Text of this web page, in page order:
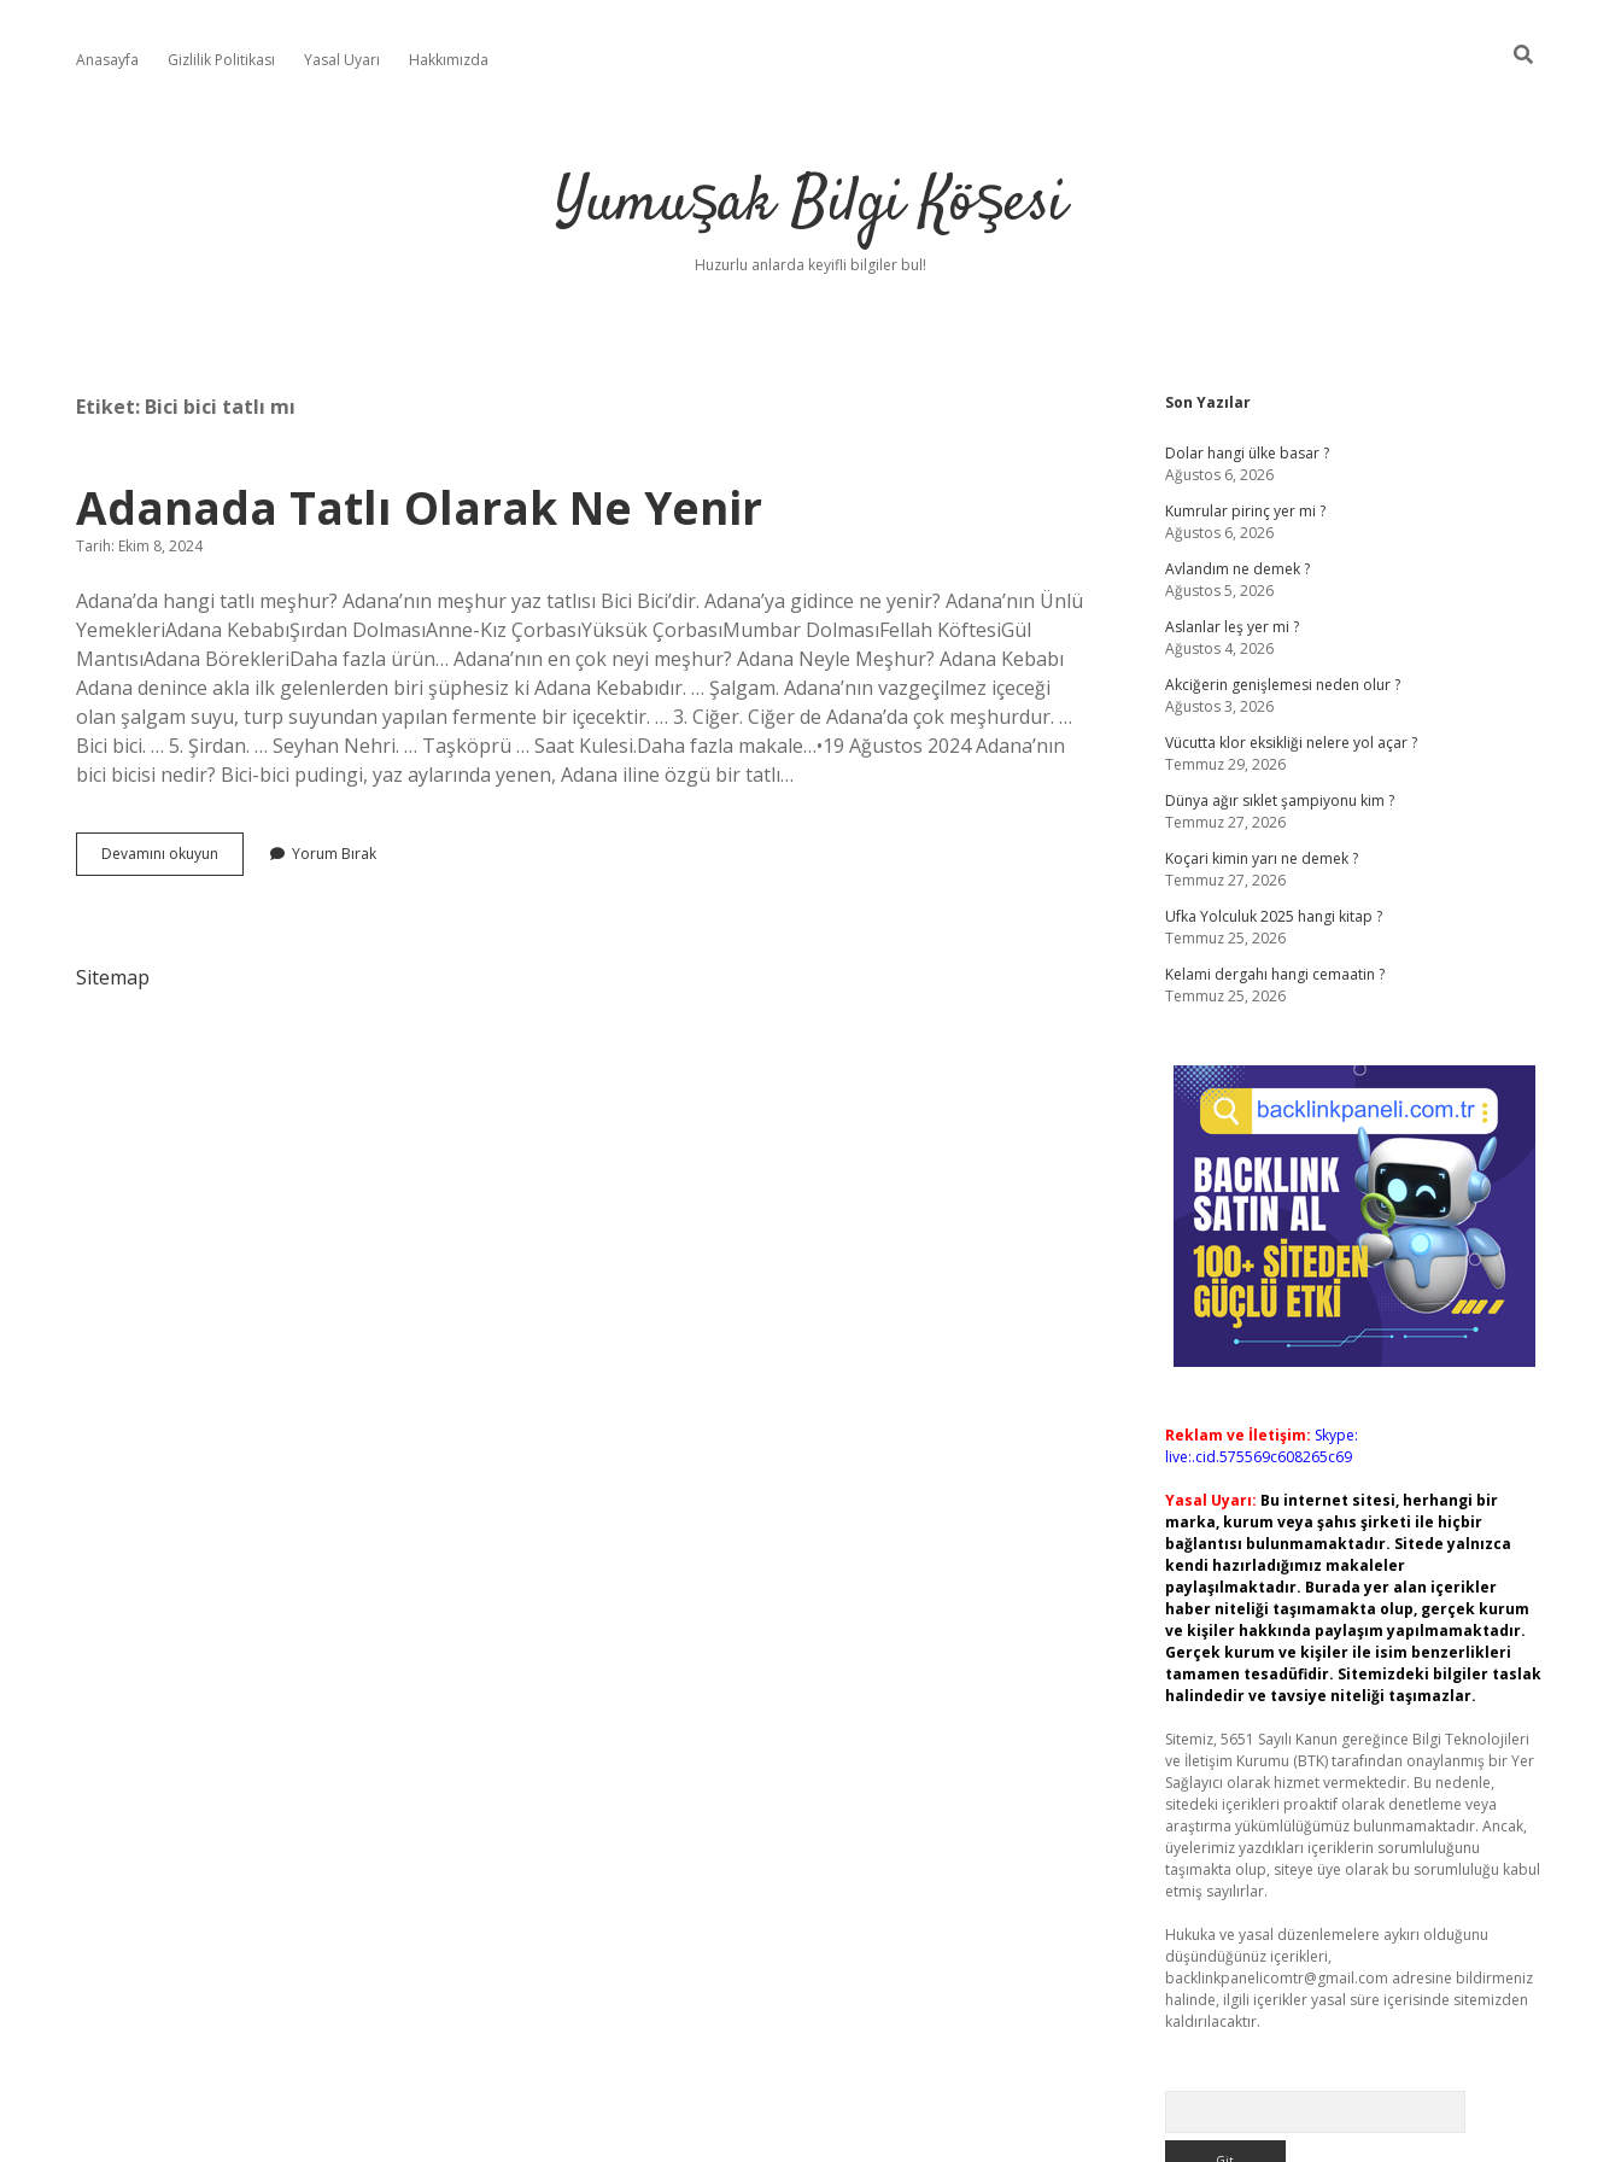
Anasayfa Gizlilik Politikası Yasal Uyarı Hakkımızda
Yumuşak Bilgi Köşesi
Huzurlu anlarda keyifli bilgiler bul!
Etiket: Bici bici tatlı mı
Adanada Tatlı Olarak Ne Yenir
Tarih: Ekim 8, 2024
Adana’da hangi tatlı meşhur? Adana’nın meşhur yaz tatlısı Bici Bici’dir. Adana’ya gidince ne yenir? Adana’nın Ünlü
YemekleriAdana KebabıŞırdan DolmasıAnne-Kız ÇorbasıYüksük ÇorbasıMumbar DolmasıFellah KöftesiGül
MantısıAdana BörekleriDaha fazla ürün… Adana’nın en çok neyi meşhur? Adana Neyle Meşhur? Adana Kebabı
Adana denince akla ilk gelenlerden biri şüphesiz ki Adana Kebabıdır. … Şalgam. Adana’nın vazgeçilmez içeceği
olan şalgam suyu, turp suyundan yapılan fermente bir içecektir. … 3. Ciğer. Ciğer de Adana’da çok meşhurdur. …
Bici bici. … 5. Şirdan. … Seyhan Nehri. … Taşköprü … Saat Kulesi.Daha fazla makale…•19 Ağustos 2024 Adana’nın
bici bicisi nedir? Bici-bici pudingi, yaz aylarında yenen, Adana iline özgü bir tatlı…
Devamını okuyun Adanada
Tatlı
Yorum Bırak
Sitemap
Sidebar
Son Yazılar
Dolar hangi ülke basar ?
Ağustos 6, 2026
Kumrular pirinç yer mi ?
Ağustos 6, 2026
Avlandım ne demek ?
Ağustos 5, 2026
Aslanlar leş yer mi ?
Ağustos 4, 2026
Akciğerin genişlemesi neden olur ?
Ağustos 3, 2026
Vücutta klor eksikliği nelere yol açar ?
Temmuz 29, 2026
Dünya ağır sıklet şampiyonu kim ?
Temmuz 27, 2026
Koçari kimin yarı ne demek ?
Temmuz 27, 2026
Ufka Yolculuk 2025 hangi kitap ?
Temmuz 25, 2026
Kelami dergahı hangi cemaatin ?
Temmuz 25, 2026
Reklam ve İletişim: Skype:
live:.cid.575569c608265c69
Yasal Uyarı: Bu internet sitesi, herhangi bir
marka, kurum veya şahıs şirketi ile hiçbir
bağlantısı bulunmamaktadır. Sitede yalnızca
kendi hazırladığımız makaleler
paylaşılmaktadır. Burada yer alan içerikler
haber niteliği taşımamakta olup, gerçek kurum
ve kişiler hakkında paylaşım yapılmamaktadır.
Gerçek kurum ve kişiler ile isim benzerlikleri
tamamen tesadüfidir. Sitemizdeki bilgiler taslak
halindedir ve tavsiye niteliği taşımazlar.
Sitemiz, 5651 Sayılı Kanun gereğince Bilgi Teknolojileri
ve İletişim Kurumu (BTK) tarafından onaylanmış bir Yer
Sağlayıcı olarak hizmet vermektedir. Bu nedenle,
sitedeki içerikleri proaktif olarak denetleme veya
araştırma yükümlülüğümüz bulunmamaktadır. Ancak,
üyelerimiz yazdıkları içeriklerin sorumluluğunu
taşımakta olup, siteye üye olarak bu sorumluluğu kabul
etmiş sayılırlar.
Hukuka ve yasal düzenlemelere aykırı olduğunu
düşündüğünüz içerikleri,
backlinkpanelicomtr@gmail.com adresine bildirmeniz
halinde, ilgili içerikler yasal süre içerisinde sitemizden
kaldırılacaktır.